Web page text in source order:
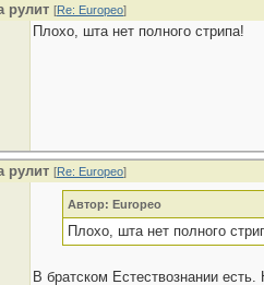
рулит [Re: Europeo]
Плохо, шта нет полного стрипа!
рулит [Re: Europeo]
Автор: Europeo
Плохо, шта нет полного
В братском Естествознании